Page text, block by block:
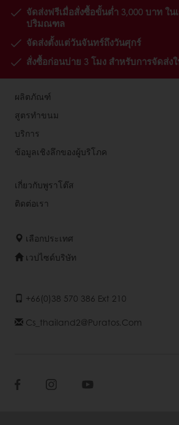
จัดส่งฟรีเมื่อสั่งซื้อขั้นต่ำ 3,000 บาท ใน
ปริมณฑล
จัดส่งตั้งแต่วันจันทร์ถึงวันศุกร์
สั่งซื้อก่อนบ่าย 3 โมง สำหรับการจัดส่ง
ผลิตภัณฑ์
สูตรทำขนม
บริการ
ข้อมูลเชิงลึกของผู้บริโภค
เกี่ยวกับพูราโต๊ส
ติดต่อเรา
เลือกประเทศ
เวปไซด์บริษัท
+66(0)38 570 386 Ext 210
Cs_thailand2@puratos.com